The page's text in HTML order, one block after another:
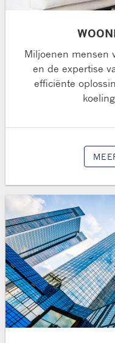
Miljoenen mensen
en de expertise
efficiënte